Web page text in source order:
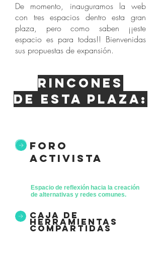
Rincones
de esta plaza:
De momento, inauguramos la web
con tres espacios dentro esta gran
plaza, pero como saben ¡¡este
espacio es para todas!! Bienvenidas
sus propuestas de expansión.
foro
activista
Espacio de reflexión hacia la creación
de alternativas y redes comunes.
caja de
herramientas
compartidas